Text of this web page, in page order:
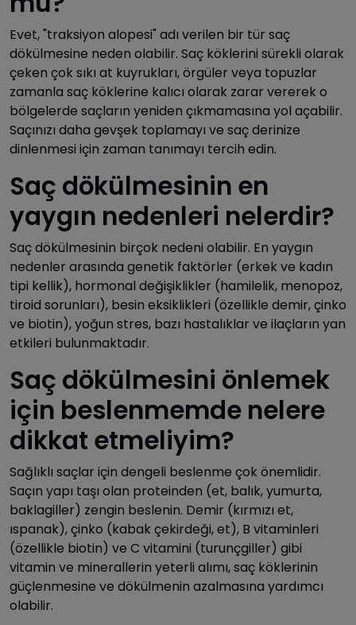
Evet, "traksiyon alopesi" adı verilen bir tür saç
dökülmesine neden olabilir. Saç köklerini sürekli olarak
çeken çok sıkı at kuyrukları, örgüler veya topuzlar
zamanla saç köklerine kalıcı olarak zarar vererek o
bölgelerde saçların yeniden çıkmamasına yol açabilir.
Saçınızı daha gevşek toplamayı ve saç derinize
dinlenmesi için zaman tanımayı tercih edin.
Saç dökülmesinin en
yaygın nedenleri nelerdir?
Saç dökülmesinin birçok nedeni olabilir. En yaygın
nedenler arasında genetik faktörler (erkek ve kadın
tipi kellik), hormonal değişiklikler (hamilelik, menopoz,
tiroid sorunları), besin eksiklikleri (özellikle demir, çinko
ve biotin), yoğun stres, bazı hastalıklar ve ilaçların yan
etkileri bulunmaktadır.
Saç dökülmesini önlemek
için beslenmemde nelere
dikkat etmeliyim?
Sağlıklı saçlar için dengeli beslenme çok önemlidir.
Saçın yapı taşı olan proteinden (et, balık, yumurta,
baklagiller) zengin beslenin. Demir (kırmızı et,
ıspanak), çinko (kabak çekirdeği, et), B vitaminleri
(özellikle biotin) ve C vitamini (turunçgiller) gibi
vitamin ve minerallerin yeterli alımı, saç köklerinin
güçlenmesine ve dökülmenin azalmasına yardımcı
olabilir.